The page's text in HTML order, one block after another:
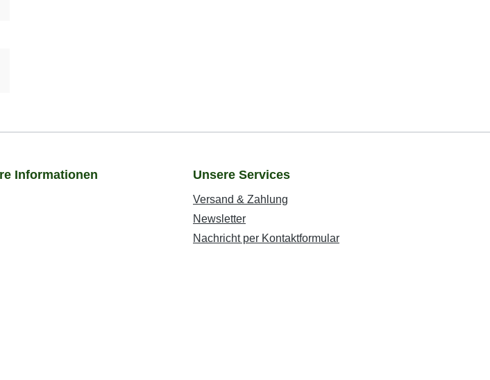
Informationen Unsere Services
Versand & Zahlung
Newsletter
Nachricht per Kontaktformular